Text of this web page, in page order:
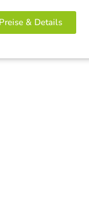
& Details